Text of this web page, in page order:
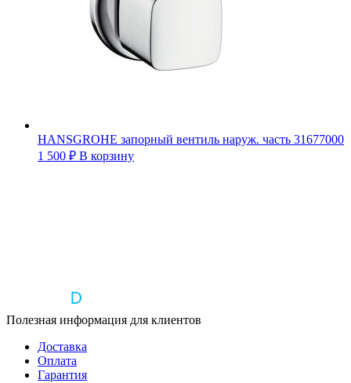
HANSGROHE запорный вентиль наруж. часть 31677000
1 500 ₽ В корзину
Полезная информация для клиентов
Доставка
Оплата
Гарантия